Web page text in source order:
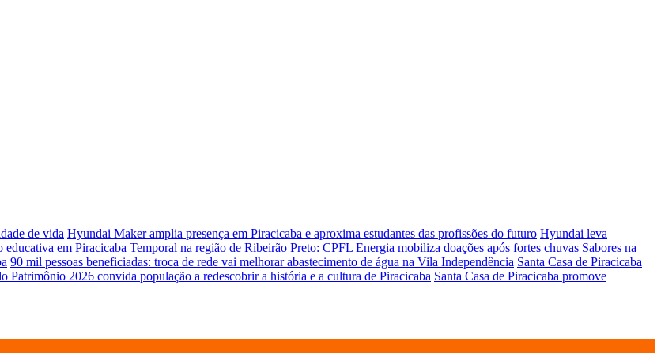
de vida Hyundai Maker amplia presença em Piracicaba e aproxima estudantes das profissões do futuro Hyundai leva
educativa em Piracicaba Temporal na região de Ribeirão Preto: CPFL Energia mobiliza doações após fortes chuvas Sabores na
90 mil pessoas beneficiadas: troca de rede vai melhorar abastecimento de água na Vila Independência Santa Casa de Piracicaba
Patrimônio 2026 convida população a redescobrir a história e a cultura de Piracicaba Santa Casa de Piracicaba promove